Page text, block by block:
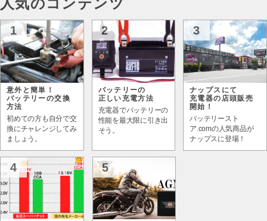
人気のコンテンツ
1
意外と簡単！
バッテリーの交換
方法
初めての方も自分で交
換にチャレンジしてみ
ましょう。
2
バッテリーの
正しい充電方法
充電器でバッテリーの
性能を最大限に引き出
そう。
3
ナップスにて
充電器の店頭販売
開始！
バッテリースト
ア.comの人気商品が
ナップスに登場！
4 5